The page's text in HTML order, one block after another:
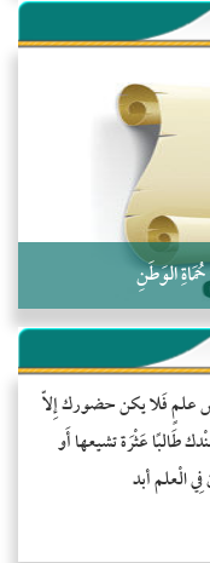
الوَطَنِ
علمٍ فَلا يكن حضورك إِلاّ
طَالبًا عَثْرَة تشيعها أَو
الْعلم أبد